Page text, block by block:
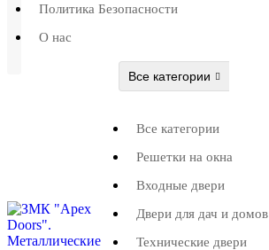
Политика Безопасности
О нас
Все категории
Все категории
Решетки на окна
Входные двери
Двери для дач и домов
Технические двери